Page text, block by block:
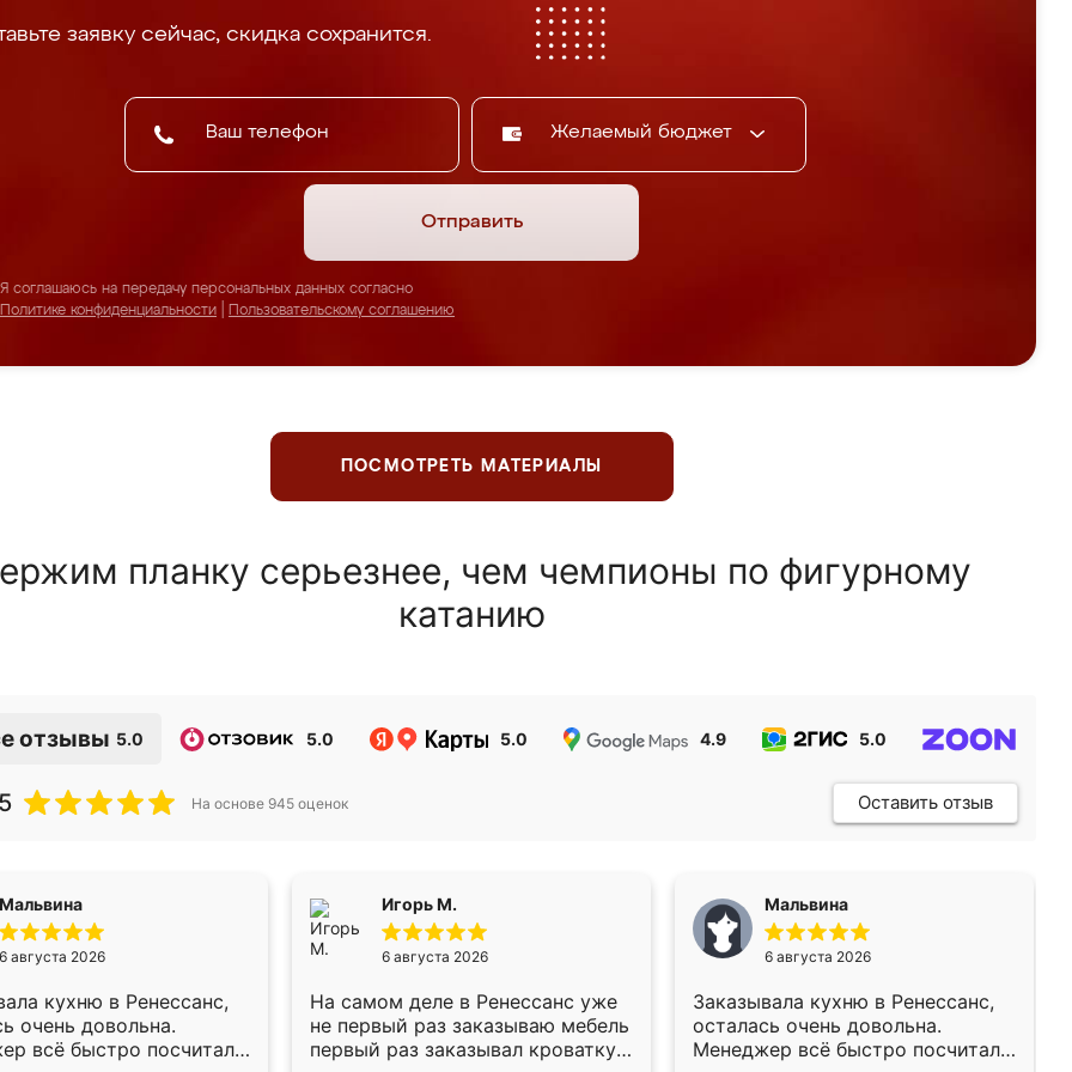
заявку сейчас, скидка сохранится.
Желаемый бюджет
Отправить
Я соглашаюсь на передачу персональных данных согласно
Политике конфиденциальности
Пользовательскому соглашению
ПОСМОТРЕТЬ МАТЕРИАЛЫ
планку серьезнее, чем чемпионы по фигурному
катанию
отзывы 5.0 5.0 5.0 4.9 5.0
На основе 945 оценок Оставить отзыв
Мальвина
6 августа 2026
кухню в Ренессанс,
очень довольна.
всё быстро посчитала,
Игорь М.
6 августа 2026
На самом деле в Ренессанс уже
не первый раз заказываю мебель
первый раз заказывал кроватку
Мальвина
6 августа 2026
Заказывала кухню в Ренессанс,
осталась очень довольна.
Менеджер всё быстро посчитала,